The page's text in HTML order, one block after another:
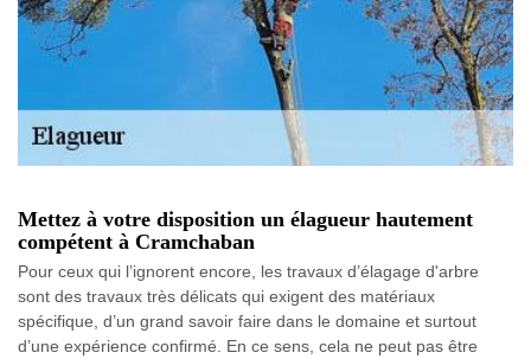
Mettez à votre disposition un élagueur hautement
compétent à Cramchaban
Pour ceux qui l’ignorent encore, les travaux d’élagage d'arbre
sont des travaux très délicats qui exigent des matériaux
spécifique, d’un grand savoir faire dans le domaine et surtout
d’une expérience confirmé. En ce sens, cela ne peut pas être